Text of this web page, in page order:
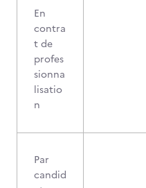
En
contra
t de
profes
sionna
lisatio
n
Par
candid